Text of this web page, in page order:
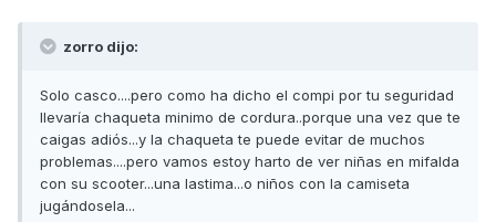
zorro dijo:
Solo casco....pero como ha dicho el compi por tu seguridad
llevaría chaqueta minimo de cordura..porque una vez que te
caigas adiós...y la chaqueta te puede evitar de muchos
problemas....pero vamos estoy harto de ver niñas en mifalda
con su scooter...una lastima...o niños con la camiseta
jugándosela...